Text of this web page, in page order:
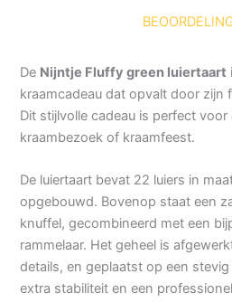
De Nijntje Fluffy green luiertaart
kraamcadeau dat opvalt door zijn
Dit stijlvolle cadeau is perfect
kraambezoek of kraamfeest.
De luiertaart bevat 22 luiers in
opgebouwd. Bovenop staat een
knuffel, gecombineerd met een
rammelaar. Het geheel is
details, en geplaatst op een
extra stabiliteit en een